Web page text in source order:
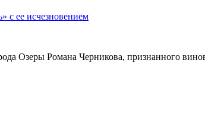
с ее исчезновением
Озеры Романа Черникова, признанного